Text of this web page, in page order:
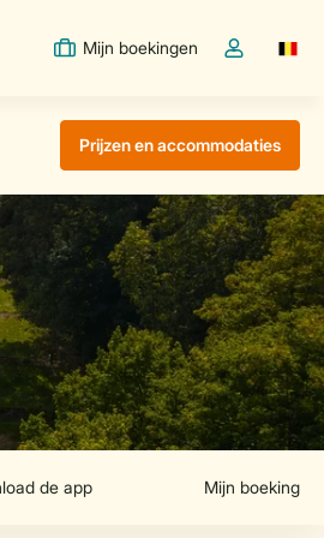
Mijn boekingen
Open de
Prijzen en accommodaties